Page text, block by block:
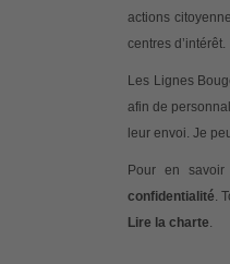
actions
centres d’intérêt.
Les Lignes
afin de
leur envoi. Je
Pour en
confidentialité.
Lire la charte.